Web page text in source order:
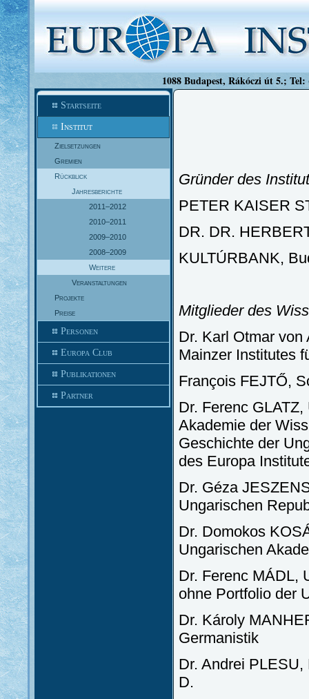
1088 Budapest, Rákóczi út 5.;
Startseite
Institut
Zielsetzungen
Gremien
Rückblick
Jahresberichte
2011–2012
2010–2011
2009–2010
2008–2009
Weitere
Veranstaltungen
Projekte
Preise
Personen
Europa Club
Publikationen
Partner
Gründer des
PETER KAISER
DR. DR.
KULTÚRBANK,
Mitglieder des
Dr. Karl Otmar
Mainzer Institutes
François FEJTŐ,
Dr. Ferenc
Akademie der
Geschichte der
des Europa
Dr. Géza
Ungarischen
Dr. Domokos
Ungarischen
Dr. Ferenc MÁDL,
ohne Portfolio der
Dr. Károly
Germanistik
Dr. Andrei
D.